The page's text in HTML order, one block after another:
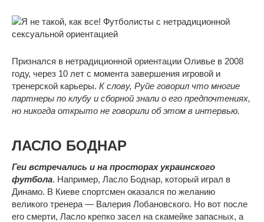
Признался в нетрадиционной ориентации Оливье в 2008
году, через 10 лет с момента завершения игровой и
тренерской карьеры. К слову, Руйе говорил что многие
партнеры по клубу и сборной знали о его предпочтениях,
но никогда открыто не говорили об этом в интервью.
ЛАСЛО БОДНАР
Геи встречались и на просторах украинского
футбола. Например, Ласло Боднар, который играл в
Динамо. В Киеве спортсмен оказался по желанию
великого тренера — Валерия Лобановского. Но вот после
его смерти, Ласло крепко засел на скамейке запасных, а